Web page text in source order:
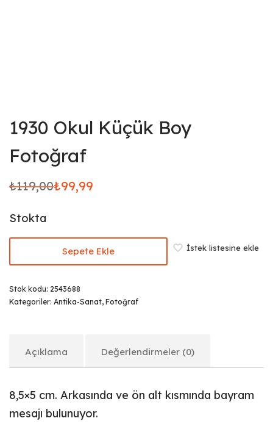
1930 Okul Küçük Boy
Fotoğraf
₺119,00
Orijinal
₺119,00.
₺99,99
Şu
fiyat:
₺99,99.
Stokta
Sepete Ekle İstek listesine ekle
Stok kodu: 2543688
Kategoriler: Antika-Sanat, Fotoğraf
Açıklama Değerlendirmeler (0)
8,5×5 cm. Arkasında ve ön alt kısmında bayram
mesajı bulunuyor.